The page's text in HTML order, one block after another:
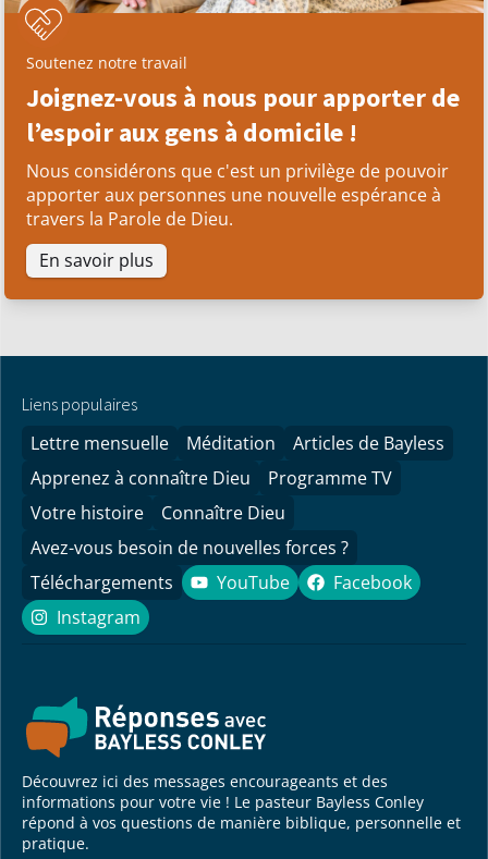
Soutenez notre travail
Joignez-vous à nous pour apporter de
l’espoir aux gens à domicile !
Nous considérons que c'est un privilège de pouvoir
apporter aux personnes une nouvelle espérance à
travers la Parole de Dieu.
En savoir plus
Liens populaires
Lettre mensuelle Méditation
Articles de Bayless
Apprenez à connaître Dieu
Programme TV
Votre histoire
Connaître Dieu
Avez-vous besoin de nouvelles forces ?
Téléchargements
YouTube
YouTube Facebook
Facebook
Instagram
Instagram
Découvrez ici des messages encourageants et des
informations pour votre vie ! Le pasteur Bayless Conley
répond à vos questions de manière biblique, personnelle et
pratique.